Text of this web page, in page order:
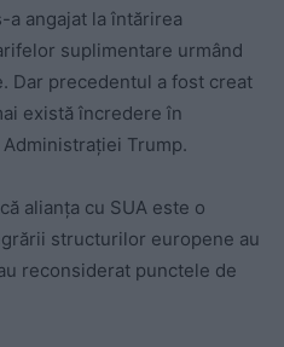
a angajat la întărirea
suplimentare urmând
Dar precedentul a fost creat
există încredere în
Trump.
alianța cu SUA este o
structurilor europene au
reconsiderat punctele de